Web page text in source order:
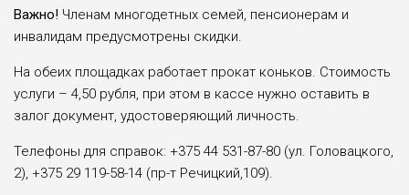
Важно! Членам многодетных семей, пенсионерам и
инвалидам предусмотрены скидки.
На обеих площадках работает прокат коньков. Стоимость
услуги – 4,50 рубля, при этом в кассе нужно оставить в
залог документ, удостоверяющий личность.
Телефоны для справок: +375 44 531-87-80 (ул. Головацкого,
2), +375 29 119-58-14 (пр-т Речицкий,109).